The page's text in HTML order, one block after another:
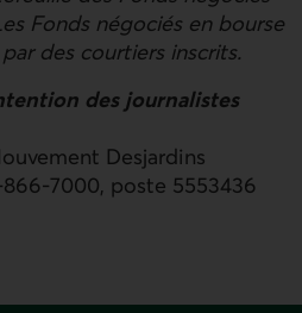
Fonds négociés en bourse
des courtiers inscrits.
des journalistes
Desjardins
poste 5553436